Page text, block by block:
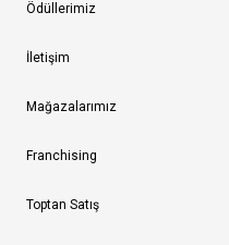
Ödüllerimiz
İletişim
Mağazalarımız
Franchising
Toptan Satış